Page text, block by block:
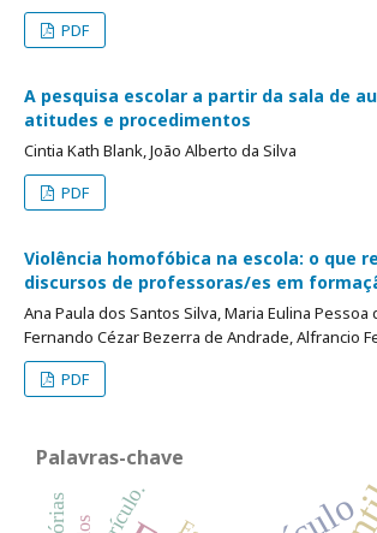
PDF
A pesquisa escolar a partir da sala de
atitudes e procedimentos
Cintia Kath Blank, João Alberto da Silva
PDF
Violência homofóbica na escola: o que
discursos de professoras/es em
Ana Paula dos Santos Silva, Maria Eulina Pessoa
Fernando Cézar Bezerra de Andrade, Alfrancio
PDF
Palavras-chave